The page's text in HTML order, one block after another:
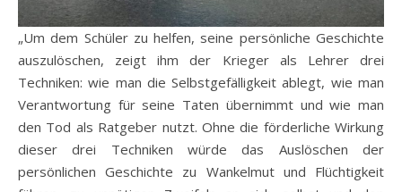
„Um dem Schüler zu helfen, seine persönliche Geschichte
auszulöschen, zeigt ihm der Krieger als Lehrer drei
Techniken: wie man die Selbstgefälligkeit ablegt, wie man
Verantwortung für seine Taten übernimmt und wie man
den Tod als Ratgeber nutzt. Ohne die förderliche Wirkung
dieser drei Techniken würde das Auslöschen der
persönlichen Geschichte zu Wankelmut und Flüchtigkeit